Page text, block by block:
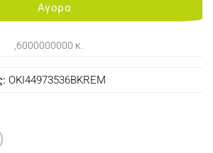
Αγορα
,6000000000 κ.
OKI44973536BKREM